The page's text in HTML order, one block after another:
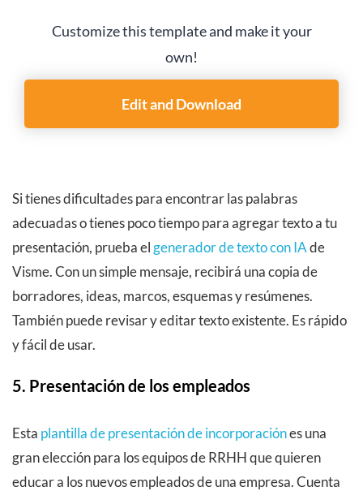
Customize this template and make it your
own!
Edit and Download
Si tienes dificultades para encontrar las palabras
adecuadas o tienes poco tiempo para agregar texto a tu
presentación, prueba el generador de texto con IAde
Visme. Con un simple mensaje, recibirá una copia de
borradores, ideas, marcos, esquemas y resúmenes.
También puede revisar y editar texto existente. Es rápido
y fácil de usar.
5. Presentación de los empleados
Esta plantilla de presentación de incorporaciónes una
gran elección para los equipos de RRHH que quieren
educar a los nuevos empleados de una empresa. Cuenta